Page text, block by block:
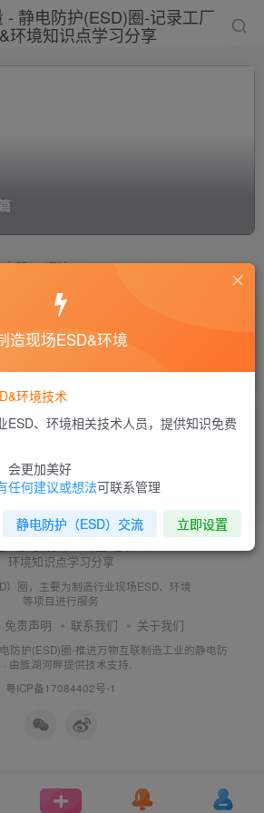
点赞 评论
ESD认证能否与ISO9001一起申请认
8年前 5283
没有获得ISO9001证书能否申请ESD认
8年前
）圈，主要为制造行业现场ESD、环境
等项目进行服务
免责声明 联系我们 关于我们
防护(ESD)圈-推进万物互联制造工业的静电防
· 由旌湖河畔提供技术支持.
粤ICP备17084402号-1
造现场ESD&环境
环境技术
ESD、环境相关技术人员，提供知识免费
会更加美好
任何建议或想法可联系管理
静电防护（ESD）交流 立即设置